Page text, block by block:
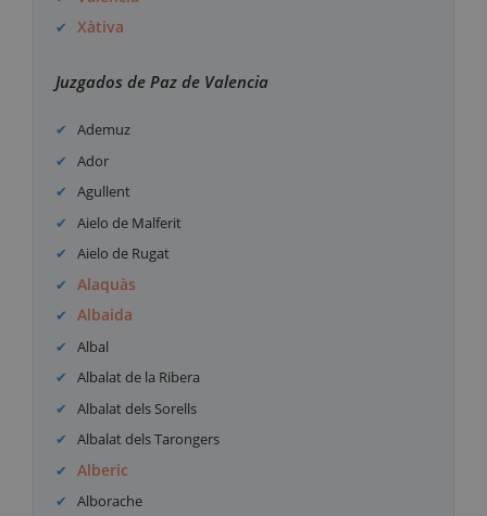
Xàtiva
Juzgados de Paz de Valencia
Ademuz
Ador
Agullent
Aielo de Malferit
Aielo de Rugat
Alaquàs
Albaida
Albal
Albalat de la Ribera
Albalat dels Sorells
Albalat dels Tarongers
Alberic
Alborache